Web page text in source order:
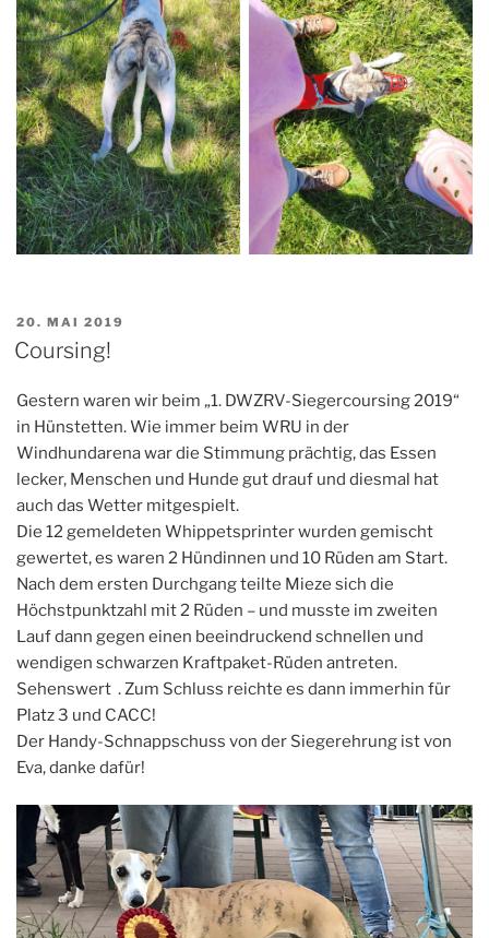
VERÖFFENTLICHT
AM
20. MAI 2019
Coursing!
Gestern waren wir beim „1. DWZRV-Siegercoursing 2019“
in Hünstetten. Wie immer beim WRU in der
Windhundarena war die Stimmung prächtig, das Essen
lecker, Menschen und Hunde gut drauf und diesmal hat
auch das Wetter mitgespielt.
Die 12 gemeldeten Whippetsprinter wurden gemischt
gewertet, es waren 2 Hündinnen und 10 Rüden am Start.
Nach dem ersten Durchgang teilte Mieze sich die
Höchstpunktzahl mit 2 Rüden – und musste im zweiten
Lauf dann gegen einen beeindruckend schnellen und
wendigen schwarzen Kraftpaket-Rüden antreten.
Sehenswert . Zum Schluss reichte es dann immerhin für
Platz 3 und CACC!
Der Handy-Schnappschuss von der Siegerehrung ist von
Eva, danke dafür!